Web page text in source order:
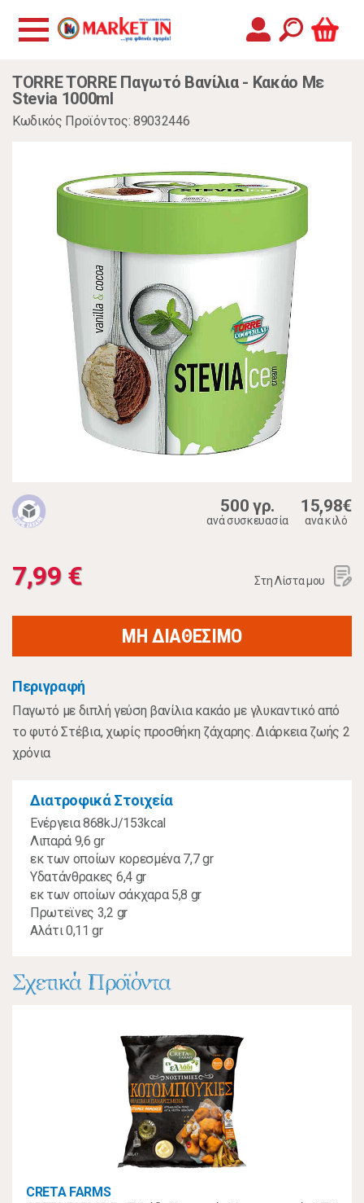
TORRE TORRE Παγωτό Βανίλια - Κακάο Με
Stevia 1000ml
Κωδικός Προϊόντος: 89032446
500 γρ.
ανά συσκευασία
15,98€
ανά κιλό
7,99 € Στη Λίστα μου
ΜΗ ΔΙΑΘΕΣΙΜΟ
Περιγραφή
Παγωτό με διπλή γεύση βανίλια κακάο με γλυκαντικό από
το φυτό Στέβια, χωρίς προσθήκη ζάχαρης. Διάρκεια ζωής 2
χρόνια
Διατροφικά Στοιχεία
Ενέργεια 868kJ/153kcal
Λιπαρά 9,6 gr
εκ των οποίων κορεσμένα 7,7 gr
Υδατάνθρακες 6,4 gr
εκ των οποίων σάκχαρα 5,8 gr
Πρωτεϊνες 3,2 gr
Αλάτι 0,11 gr
Σχετικά Προϊόντα
CRETA FARMS